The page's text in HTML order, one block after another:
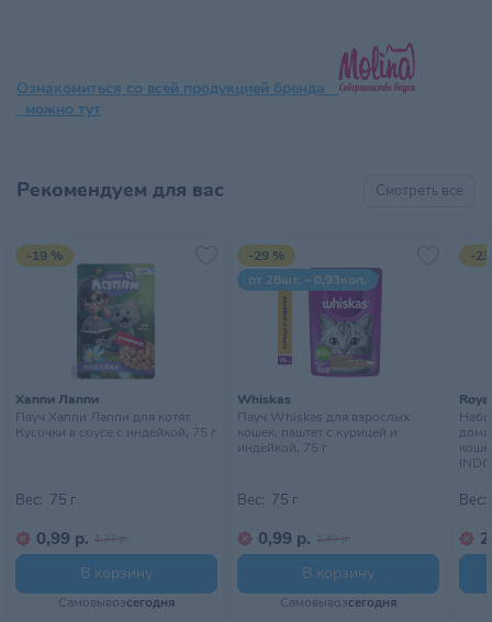
Ознакомиться со всей продукцией бренда
можно тут
Рекомендуем для вас Смотреть все
-19 %
Хаппи Лаппи
Пауч Хаппи Лаппи для котят.
Кусочки в соусе с индейкой, 75 г
Вес: 75 г
0,99 р. 1,22 р.
В корзину
Самовывозсегодня
-29 %
от 28шт. – 0,93коп.
Whiskas
Пауч Whiskas для взрослых
кошек, паштет с курицей и
индейкой, 75 г
Вес: 75 г
0,99 р. 1,40 р.
В корзину
Самовывозсегодня
-
Вес: